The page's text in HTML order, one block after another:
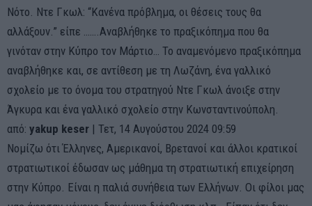
Νότο. Ντε Γκωλ: “Κανένα πρόβλημα, οι θέσεις τους θα
αλλάξουν.” είπε …….Αναβλήθηκε το πραξικόπημα που θα
γινόταν στην Κύπρο τον Μάρτιο… Το αναμενόμενο πραξικόπημα
αναβλήθηκε και, σε αντίθεση με τη Λωζάνη, ένα γαλλικό
σχολείο με το όνομα του στρατηγού Ντε Γκωλ άνοιξε στην
Άγκυρα και ένα γαλλικό σχολείο στην Κωνσταντινούπολη.
από: yakup keser | Τετ, 14 Αυγούστου 2024 09:59
Νομίζω ότι Έλληνες, Αμερικανοί, Βρετανοί και άλλοι κρατικοί
στρατιωτικοί έδωσαν ως μάθημα τη στρατιωτική επιχείρηση
στην Κύπρο. Είναι η παλιά συνήθεια των Ελλήνων. Οι φίλοι μας